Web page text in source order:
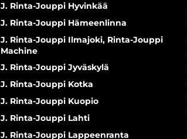
J. Rinta-Jouppi Hyvinkää
J. Rinta-Jouppi Hämeenlinna
J. Rinta-Jouppi Ilmajoki, Rinta-Jouppi
Machine
J. Rinta-Jouppi Jyväskylä
J. Rinta-Jouppi Kotka
J. Rinta-Jouppi Kuopio
J. Rinta-Jouppi Lahti
J. Rinta-Jouppi Lappeenranta